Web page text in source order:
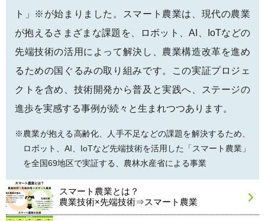
ト」※が始まりました。スマート農業は、現代の農業
が抱えるさまざまな課題を、ロボット、AI、IoTなどの
先端技術の活用によって解決し、農業構造改革を進め
るための国ぐるみの取り組みです。この実証プロジェ
クトを含め、技術開発から普及と実践へ、ステージの
進歩を実感する事例が続々と生まれつつあります。
※農業が抱える高齢化、人手不足などの課題を解決するため、
ロボット、AI、IoTなど先端技術を活用した「スマート農業」
を全国69地区で実証する、農林水産省による事業
スマート農業とは？
農業技術×先端技術⇒スマート農業